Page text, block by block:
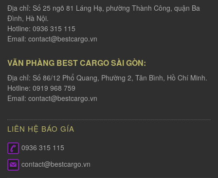
Địa chỉ: Số 25 ngõ 81 Láng Hạ, phường Thành Công, quận Ba
Đình, Hà Nội.
Hotline: 0936 315 115
Email: contact@bestcargo.vn
VĂN PHÀNG BEST CARGO SÀI GÒN:
Địa chỉ: Số 86/12 Phổ Quang, Phường 2, Tân Bình, Hồ Chí Minh.
Hotline: 0919 968 759
Email: contact@bestcargo.vn
LIÊN HỆ BÁO GÍA
0936 315 115
contact@bestcargo.vn